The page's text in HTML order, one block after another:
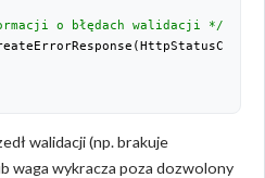
o błędach walidacji */
walidacji (np. brakuje
waga wykracza poza dozwolony